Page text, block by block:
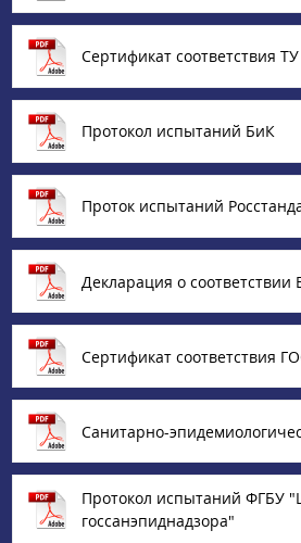
Сертификат соответствия ТУ
Протокол испытаний БиК
Проток испытаний
Декларация о соответствии
Сертификат соответствия
Санитарно-
Протокол испытаний ФГБУ
госсанэпиднадзора"